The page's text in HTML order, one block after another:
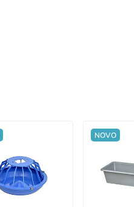
NOVO